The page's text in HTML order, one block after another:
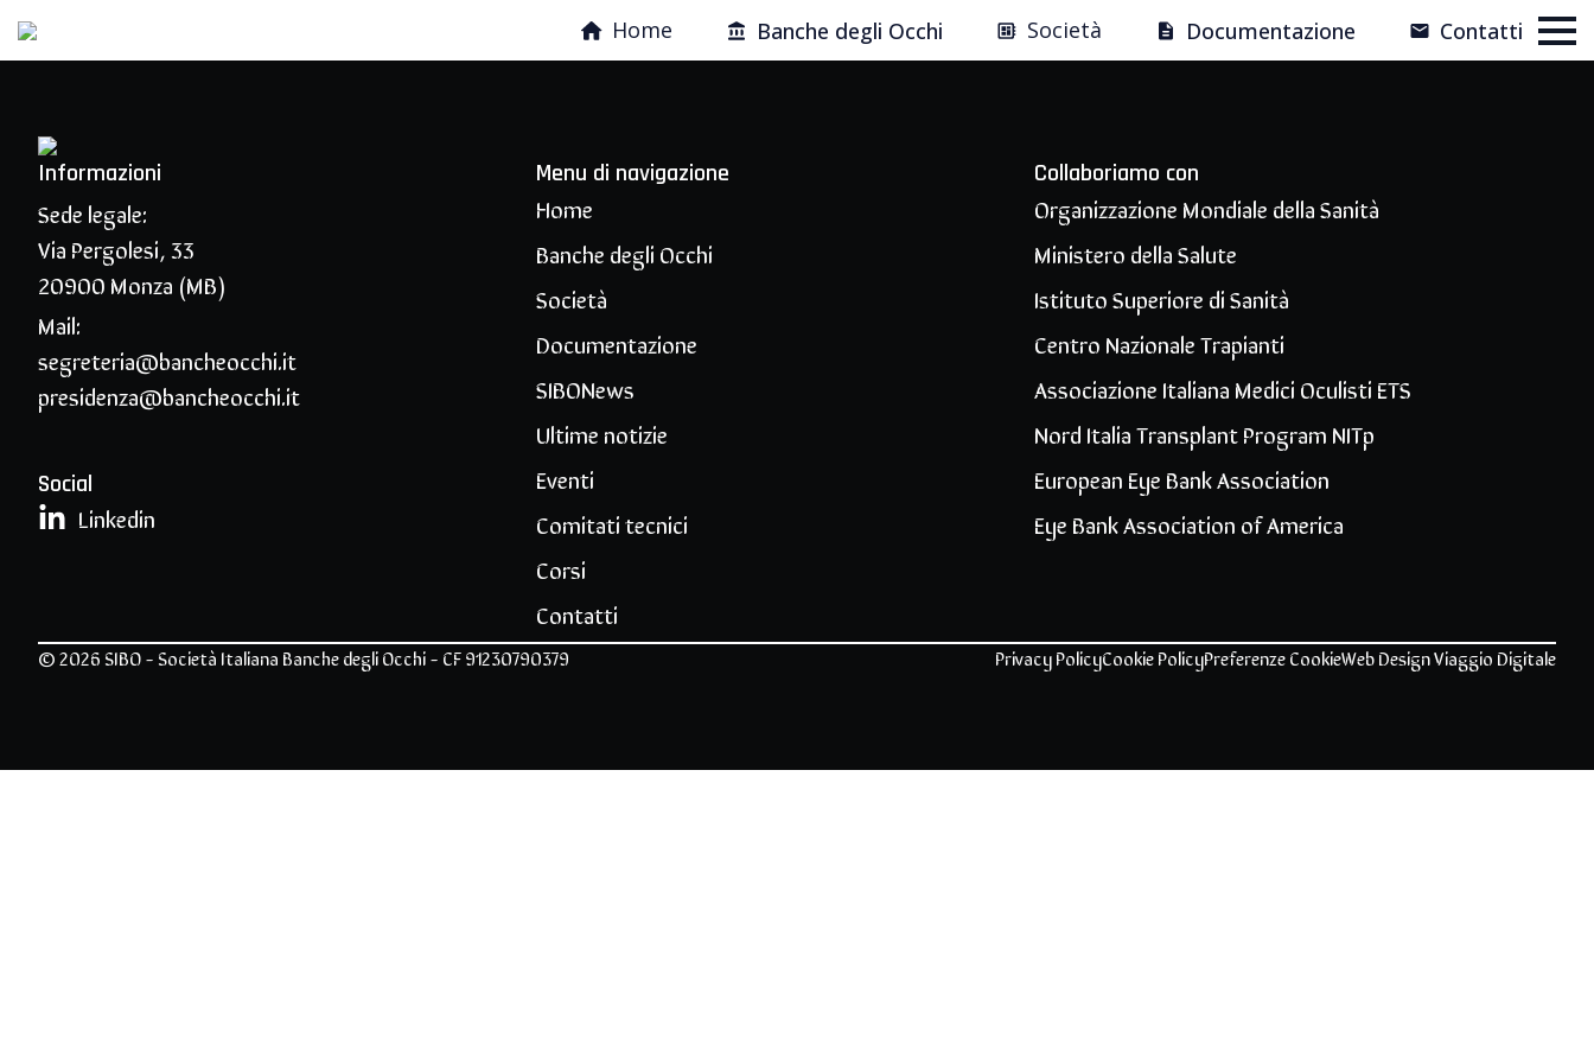
Home Banche degli Occhi Società Documentazione Contatti
Informazioni
Sede legale:
Via Pergolesi, 33
20900 Monza (MB)
Mail:
segreteria@bancheocchi.it
presidenza@bancheocchi.it
Social
Linkedin
Menu di navigazione
Home
Banche degli Occhi
Società
Documentazione
SIBONews
Ultime notizie
Eventi
Comitati tecnici
Corsi
Contatti
Collaboriamo con
Organizzazione Mondiale della Sanità
Ministero della Salute
Istituto Superiore di Sanità
Centro Nazionale Trapianti
Associazione Italiana Medici Oculisti ETS
Nord Italia Transplant Program NITp
European Eye Bank Association
Eye Bank Association of America
© 2026 SIBO - Società Italiana Banche degli Occhi - CF 91230790379 Privacy PolicyCookie PolicyPreferenze CookieWeb DesignViaggio Digitale